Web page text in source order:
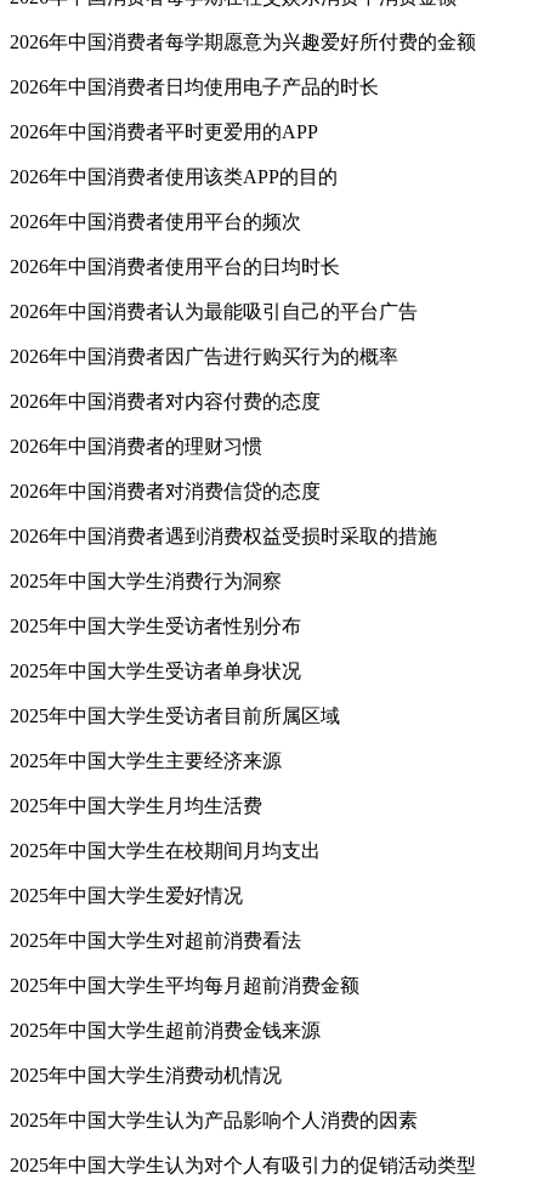
2026年中国消费者每学期愿意为兴趣爱好所付费的金额
2026年中国消费者日均使用电子产品的时长
2026年中国消费者平时更爱用的APP
2026年中国消费者使用该类APP的目的
2026年中国消费者使用平台的频次
2026年中国消费者使用平台的日均时长
2026年中国消费者认为最能吸引自己的平台广告
2026年中国消费者因广告进行购买行为的概率
2026年中国消费者对内容付费的态度
2026年中国消费者的理财习惯
2026年中国消费者对消费信贷的态度
2026年中国消费者遇到消费权益受损时采取的措施
2025年中国大学生消费行为洞察
2025年中国大学生受访者性别分布
2025年中国大学生受访者单身状况
2025年中国大学生受访者目前所属区域
2025年中国大学生主要经济来源
2025年中国大学生月均生活费
2025年中国大学生在校期间月均支出
2025年中国大学生爱好情况
2025年中国大学生对超前消费看法
2025年中国大学生平均每月超前消费金额
2025年中国大学生超前消费金钱来源
2025年中国大学生消费动机情况
2025年中国大学生认为产品影响个人消费的因素
2025年中国大学生认为对个人有吸引力的促销活动类型